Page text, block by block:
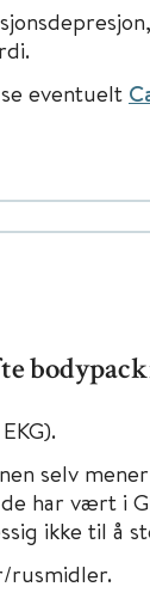
eventuelt
selv
har vært i
ikke til å
rusmidler.